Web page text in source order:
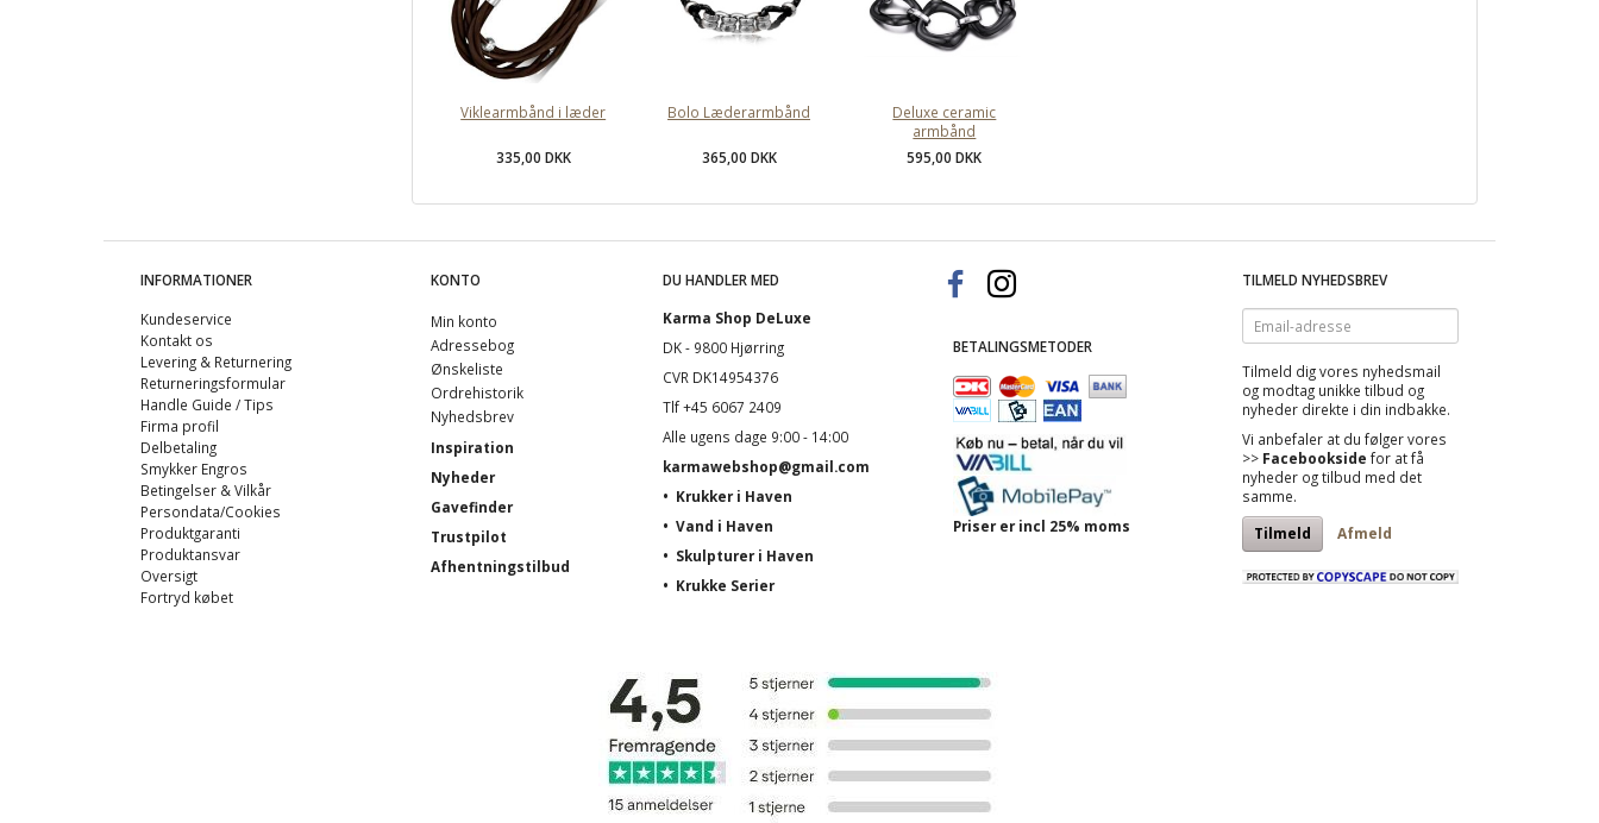
Viklearmbånd i læder
335,00 DKK
Bolo Læderarmbånd
365,00 DKK
Deluxe ceramic
armbånd
595,00 DKK
INFORMATIONER
Kundeservice
Kontakt os
Levering & Returnering
Returneringsformular
Handle Guide / Tips
Firma profil
Delbetaling
Smykker Engros
Betingelser & Vilkår
Persondata/Cookies
Produktgaranti
Produktansvar
Oversigt
Fortryd købet
KONTO
Min konto
Adressebog
Ønskeliste
Ordrehistorik
Nyhedsbrev
Inspiration
Nyheder
Gavefinder
Trustpilot
Afhentningstilbud
DU HANDLER MED
Karma Shop DeLuxe
DK - 9800 Hjørring
CVR DK14954376
Tlf +45 6067 2409
Alle ugens dage 9:00 - 14:00
karmawebshop@gmail.com
• Krukker i Haven
• Vand i Haven
• Skulpturer i Haven
• Krukke Serier
BETALINGSMETODER
Priser er incl 25% moms
TILMELD NYHEDSBREV
Email-
adresse
Tilmeld dig vores nyhedsmail
og modtag unikke tilbud og
nyheder direkte i din indbakke.
Vi anbefaler at du følger vores
>> Facebookside for at få
nyheder og tilbud med det
samme.
Tilmeld Afmeld